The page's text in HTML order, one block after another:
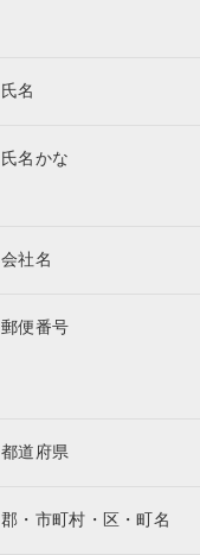
氏名
氏名かな
会社名
郵便番号
都道府県
郡・市町村・区・町名